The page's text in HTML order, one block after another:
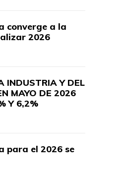
converge a la
2026
INDUSTRIA Y DEL
MAYO DE 2026
Y 6,2%
para el 2026 se